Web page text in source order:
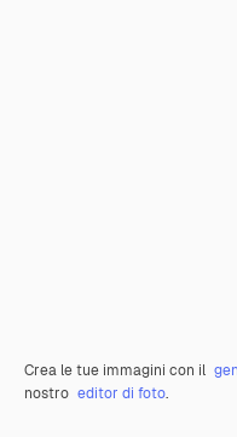
Crea le tue immagini con il
nostro editor di foto.